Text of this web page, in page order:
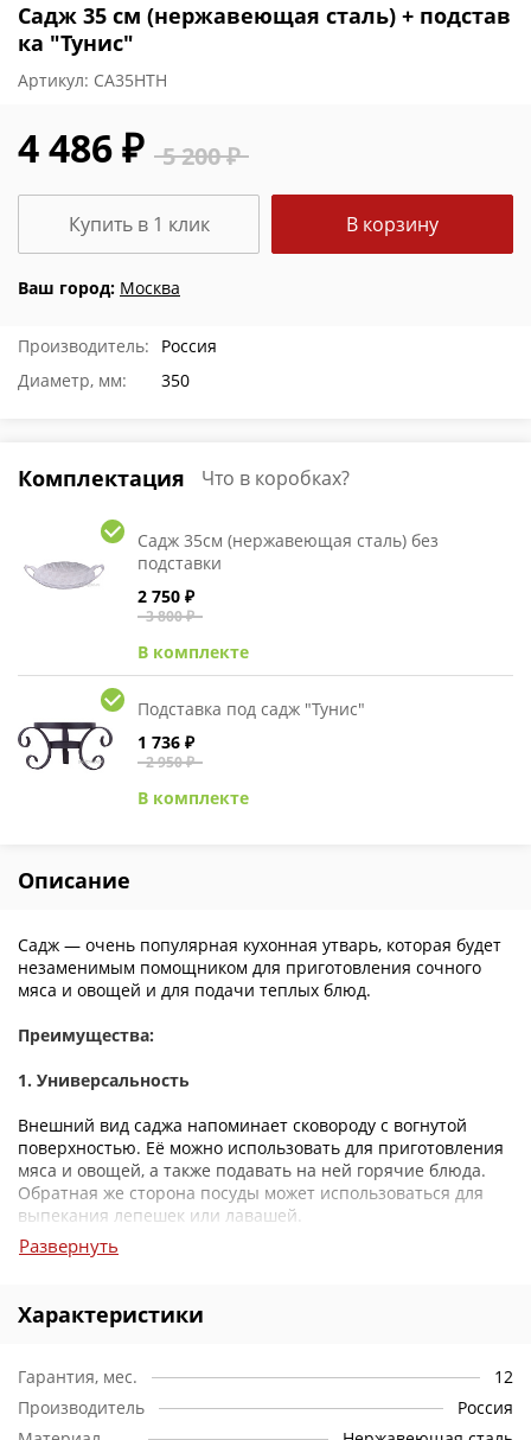
Садж 35 см (нержавеющая сталь) + подстав
ка "Тунис"
Артикул: СА35НТН
5 200 ₽
4 486 ₽
Ваш город: Москва
В корзину
Купить в 1 клик
Производитель:
Россия
Диаметр, мм:
350
Комплектация Что в коробках?
Садж 35см (нержавеющая сталь) без
подставки
2 750 ₽
3 800 ₽
В комплекте
Подставка под садж "Тунис"
1 736 ₽
2 950 ₽
В комплекте
Описание
Садж — очень популярная кухонная утварь, которая будет
незаменимым помощником для приготовления сочного
мяса и овощей и для подачи теплых блюд.
Преимущества:
1. Универсальность
Внешний вид саджа напоминает сковороду с вогнутой
поверхностью. Её можно использовать для приготовления
мяса и овощей, а также подавать на ней горячие блюда.
Обратная же сторона посуды может использоваться для
выпекания лепешек или лавашей.
2. Уникальность конструкции
Необычная конструкция саджа способствует тому, что
пища на нем долго остается горячей.
3. Легкость
Данная модель изготовлена из стали. Благодаря этому
Развернуть
Характеристики
Гарантия, мес.
12
Производитель
Россия